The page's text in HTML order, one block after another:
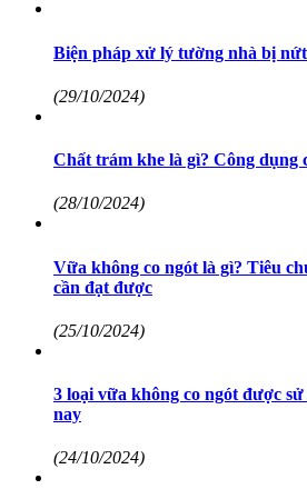
Biện pháp xử lý tường nhà bị
(29/10/2024)
Chất trám khe là gì? Công dụng
(28/10/2024)
Vữa không co ngót là gì? Tiêu
cần đạt được
(25/10/2024)
3 loại vữa không co ngót được
nay
(24/10/2024)